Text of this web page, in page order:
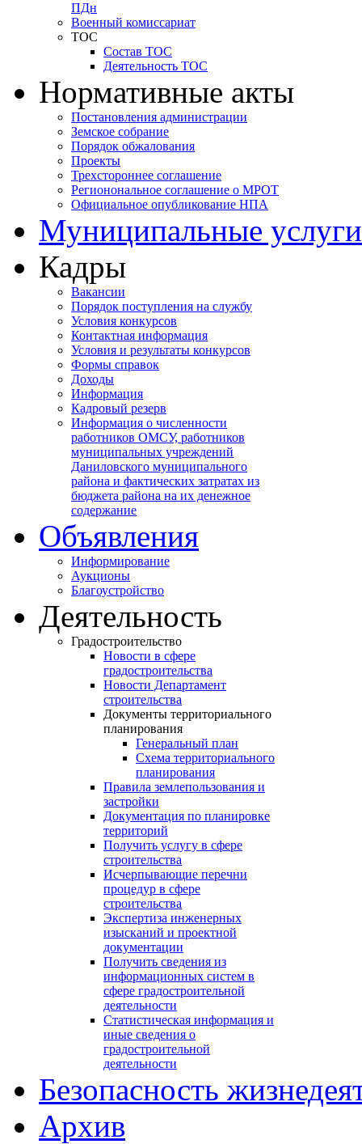
ПДн
Военный комиссариат
ТОС
Состав ТОС
Деятельность ТОС
Нормативные акты
Постановления администрации
Земское собрание
Порядок обжалования
Проекты
Трехстороннее соглашение
Регионональное соглашение о МРОТ
Официальное опубликование НПА
Муниципальные услуги
Кадры
Вакансии
Порядок поступления на службу
Условия конкурсов
Контактная информация
Условия и результаты конкурсов
Формы справок
Доходы
Информация
Кадровый резерв
Информация о численности
работников ОМСУ, работников
муниципальных учреждений
Даниловского муниципального
района и фактических затратах из
бюджета района на их денежное
содержание
Объявления
Информирование
Аукционы
Благоустройство
Деятельность
Градостроительство
Новости в сфере
градостроительства
Новости Департамент
строительства
Документы территориального
планирования
Генеральный план
Схема территориального
планирования
Правила землепользования и
застройки
Документация по планировке
территорий
Получить услугу в сфере
строительства
Исчерпывающие перечни
процедур в сфере
строительства
Экспертиза инженерных
изысканий и проектной
документации
Получить сведения из
информационных систем в
сфере градостроительной
деятельности
Статистическая информация и
иные сведения о
градостроительной
деятельности
Безопасность
Архив